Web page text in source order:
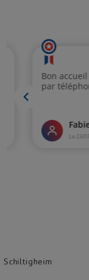
Schiltigheim